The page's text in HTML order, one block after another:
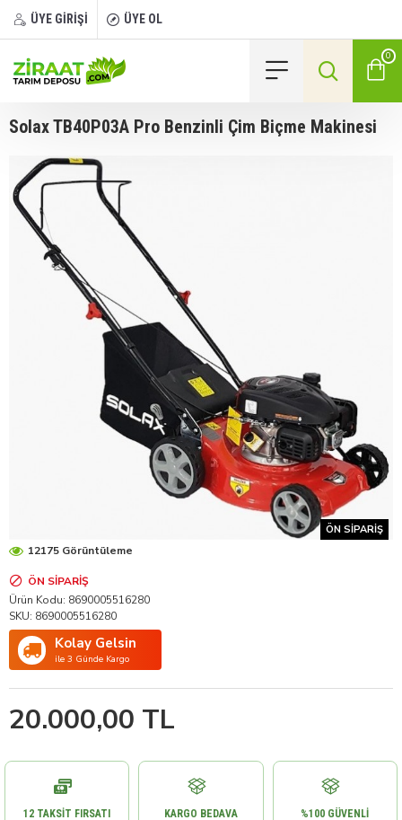
ÜYE GİRİŞİ ÜYE OL
0
Solax TB40P03A Pro Benzinli Çim Biçme Makinesi
ÖN SIPARIŞ
20.000,00 TL
ÖN SIPARIŞ
Ürün Kodu: 8690005516280
SKU: 8690005516280
Kolay Gelsin
ile 3 Günde Kargo
12175 Görüntüleme
12 TAKSIT FIRSATI
KARGO BEDAVA
%100 GÜVENLI